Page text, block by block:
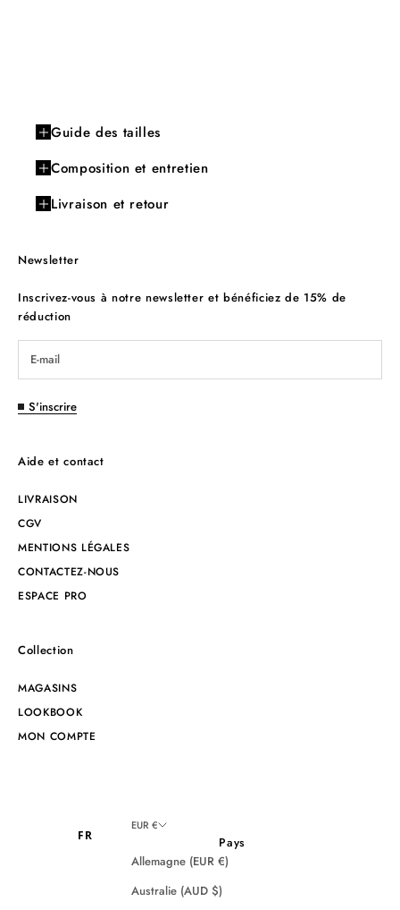
Guide des tailles
Composition et entretien
Livraison et retour
Newsletter
Inscrivez-vous à notre newsletter et bénéficiez de 15% de
réduction
S'inscrire
Aide et contact
LIVRAISON
CGV
MENTIONS LÉGALES
CONTACTEZ-NOUS
ESPACE PRO
Collection
MAGASINS
LOOKBOOK
MON COMPTE
FR
EUR €
Pays
Allemagne (EUR €)
Australie (AUD $)